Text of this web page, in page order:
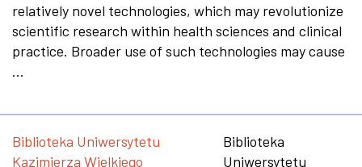
relatively novel technologies, which may revolutionize
scientific research within health sciences and clinical
practice. Broader use of such technologies may cause
...
Biblioteka Uniwersytetu
Kazimierza Wielkiego
Biblioteka
Uniwersytetu